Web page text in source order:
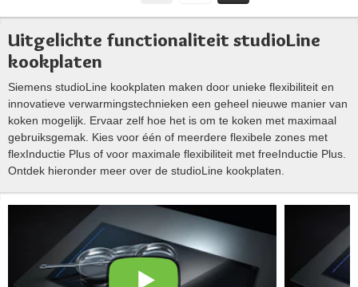
Uitgelichte functionaliteit studioLine
kookplaten
Siemens studioLine kookplaten maken door unieke flexibiliteit en
innovatieve verwarmingstechnieken een geheel nieuwe manier van
koken mogelijk. Ervaar zelf hoe het is om te koken met maximaal
gebruiksgemak. Kies voor één of meerdere flexibele zones met
flexInductie Plus of voor maximale flexibiliteit met freeInductie Plus.
Ontdek hieronder meer over de studioLine kookplaten.